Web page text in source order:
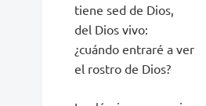
tiene sed de Dios,
del Dios vivo:
¿cuándo entraré a ver
el rostro de Dios?